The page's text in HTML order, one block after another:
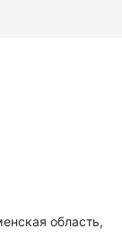
область,